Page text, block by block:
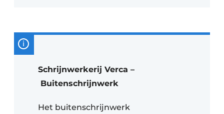
Schrijnwerkerij Verca –
Buitenschrijnwerk
Het buitenschrijnwerk